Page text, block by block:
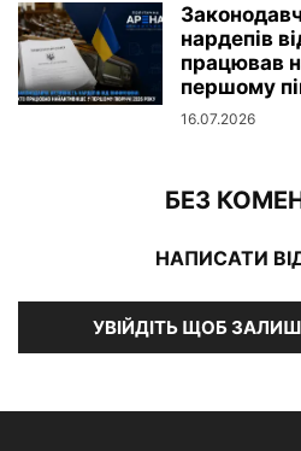
нардепів
працював
першому
16.07.2026
БЕЗ
НАПИСАТИ
УВІЙДІТЬ ЩОБ